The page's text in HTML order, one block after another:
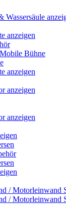
Wassersäule
anzeigen
Bühne
anzeigen
anzeigen
anzeigen
/ Motorleinwand
/ Motorleinwand